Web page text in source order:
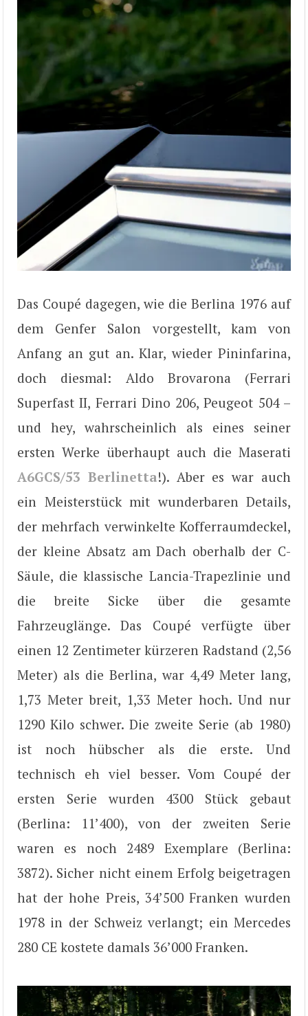
Das Coupé dagegen, wie die Berlina 1976 auf
dem Genfer Salon vorgestellt, kam von
Anfang an gut an. Klar, wieder Pininfarina,
doch diesmal: Aldo Brovarona (Ferrari
Superfast II, Ferrari Dino 206, Peugeot 504 –
und hey, wahrscheinlich als eines seiner
ersten Werke überhaupt auch die Maserati
A6GCS/53 Berlinetta!). Aber es war auch
ein Meisterstück mit wunderbaren Details,
der mehrfach verwinkelte Kofferraumdeckel,
der kleine Absatz am Dach oberhalb der C-
Säule, die klassische Lancia-Trapezlinie und
die breite Sicke über die gesamte
Fahrzeuglänge. Das Coupé verfügte über
einen 12 Zentimeter kürzeren Radstand (2,56
Meter) als die Berlina, war 4,49 Meter lang,
1,73 Meter breit, 1,33 Meter hoch. Und nur
1290 Kilo schwer. Die zweite Serie (ab 1980)
ist noch hübscher als die erste. Und
technisch eh viel besser. Vom Coupé der
ersten Serie wurden 4300 Stück gebaut
(Berlina: 11’400), von der zweiten Serie
waren es noch 2489 Exemplare (Berlina:
3872). Sicher nicht einem Erfolg beigetragen
hat der hohe Preis, 34’500 Franken wurden
1978 in der Schweiz verlangt; ein Mercedes
280 CE kostete damals 36’000 Franken.